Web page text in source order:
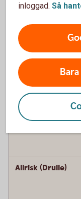
Prisskydd
Allrisk (Drulle)
inloggad. Så